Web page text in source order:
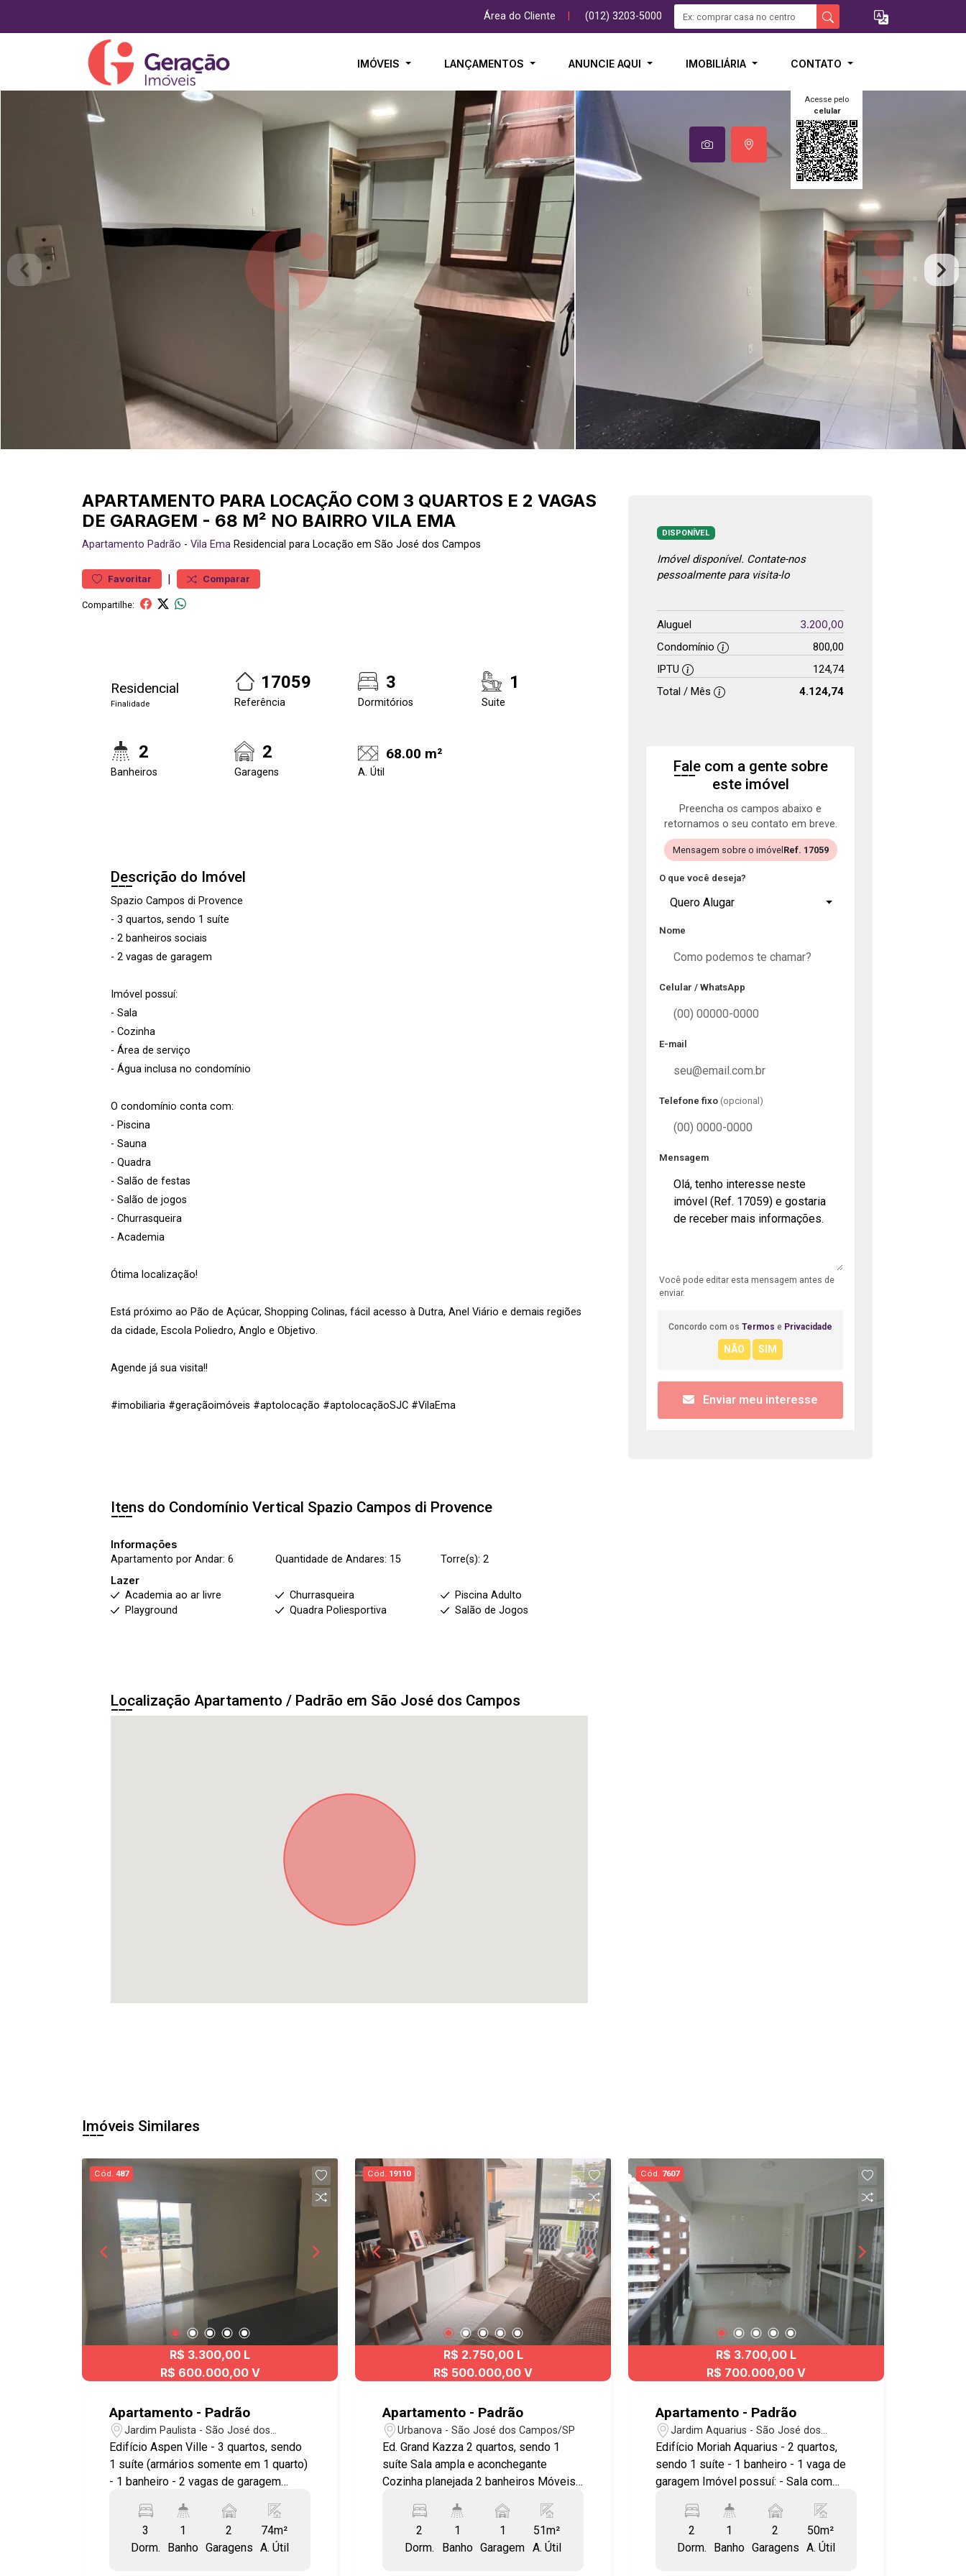
Área do Cliente (012) 3203-5000
IMÓVEIS LANÇAMENTOS ANUNCIE AQUI IMOBILIÁRIA CONTATO
Acesse pelo
celular
APARTAMENTO PARA LOCAÇÃO COM 3 QUARTOS E 2 VAGAS
DE GARAGEM - 68 M² NO BAIRRO VILA EMA
Apartamento Padrão - Vila Ema Residencial para Locação em São José dos Campos
Favoritar | Comparar
Compartilhe:
Residencial
Finalidade
17059
Referência
3
Dormitórios
1
Suite
2
Banheiros
2
Garagens
68.00 m²
A. Útil
Descrição do Imóvel
Spazio Campos di Provence
- 3 quartos, sendo 1 suíte
- 2 banheiros sociais
- 2 vagas de garagem
Imóvel possuí:
- Sala
- Cozinha
- Área de serviço
- Água inclusa no condomínio
O condomínio conta com:
- Piscina
- Sauna
- Quadra
- Salão de festas
- Salão de jogos
- Churrasqueira
- Academia
Ótima localização!
Está próximo ao Pão de Açúcar, Shopping Colinas, fácil acesso à Dutra, Anel Viário e demais regiões
da cidade, Escola Poliedro, Anglo e Objetivo.
Agende já sua visita!!
#imobiliaria #geraçãoimóveis #aptolocação #aptolocaçãoSJC #VilaEma
Itens do Condomínio Vertical Spazio Campos di Provence
Informações
Apartamento por Andar: 6
Quantidade de Andares: 15
Torre(s): 2
Lazer
Academia ao ar livre
Churrasqueira
Piscina Adulto
Playground
Quadra Poliesportiva Salão de Jogos
Localização Apartamento / Padrão em São José dos Campos
DISPONÍVEL
Imóvel disponível. Contate-nos
pessoalmente para visita-lo
Aluguel 3.200,00
Condomínio
800,00
IPTU
124,74
Total / Mês
4.124,74
Fale com a gente sobre
este imóvel
Preencha os campos abaixo e
retornamos o seu contato em breve.
Mensagem sobre o imóvel Ref. 17059
O que você deseja?
Quero Alugar
Nome
Celular / WhatsApp
E-mail
Telefone fixo (opcional)
Mensagem
Você pode editar esta mensagem antes de
enviar.
Concordo com os Termos e Privacidade
Enviar meu interesse
Imóveis Similares
Cód. 487
R$ 3.300,00 L
R$ 600.000,00 V
Apartamento - Padrão
Jardim Paulista - São José dos
Campos/SP
Edifício Aspen Ville - 3 quartos, sendo
1 suíte (armários somente em 1 quarto)
- 1 banheiro - 2 vagas de garagem
ambientes - Cozinha americana - Ampla
sacada com churrasqueira - Portaria
3
Dorm.
1
Banho
2
Garagens
74m²
A. Útil
Cód. 19110
R$ 2.750,00 L
R$ 500.000,00 V
Apartamento - Padrão
Urbanova - São José dos Campos/SP
Ed. Grand Kazza 2 quartos, sendo 1
suíte Sala ampla e aconchegante
Cozinha planejada 2 banheiros Móveis
embutido Coifa Sacada com
churrasqueira Fechamento em vidro na
sacada com persiana
2
Dorm.
1
Banho
1
Garagem
51m²
A. Útil
Cód. 7607
R$ 3.700,00 L
R$ 700.000,00 V
Apartamento - Padrão
Jardim Aquarius - São José dos
Campos/SP
Edifício Moriah Aquarius - 2 quartos,
sendo 1 suíte - 1 banheiro - 1 vaga de
garagem Imóvel possuí: - Sala com
piscina, fitness, churrasqueira, sauna,
home office. O bairro Jardim Aquarius
está localizado na região centro-oeste
2
Dorm.
1
Banho
2
Garagens
50m²
A. Útil